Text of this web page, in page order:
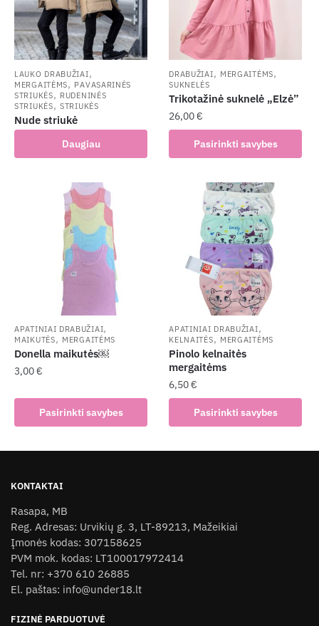
LAUKO DRABUŽIAI,
MERGAITĖMS, PAVASARINĖS
STRIUKĖS, RUDENINĖS
STRIUKĖS,STRIUKĖS
Nude striukė
Daugiau
DRABUŽIAI, MERGAITĖMS,
SUKNELĖS
Trikotažinė suknelė „Elzė”
26,00€
Pasirinkti savybes
product
multiple
variants.
options
may
chosen
the
product
page
APATINIAI DRABUŽIAI,
MAIKUTĖS, MERGAITĖMS
Donella maikutės￼
3,00€
Pasirinkti savybes
product
has
The
may
be
chosen
on
the
product
page
APATINIAI DRABUŽIAI,
KELNAITĖS, MERGAITĖMS
Pinolo kelnaitės
mergaitėms
6,50€
Pasirinkti savybes
product
may
chosen
KONTAKTAI
Rasapa, MB
Reg. Adresas: Urvikių g. 3, LT-89213, Mažeikiai
Įmonės kodas: 307158625
PVM mok. kodas: LT100017972414
Tel. nr: +370 610 26885
El. paštas: info@under18.lt
FIZINĖ PARDUOTUVĖ